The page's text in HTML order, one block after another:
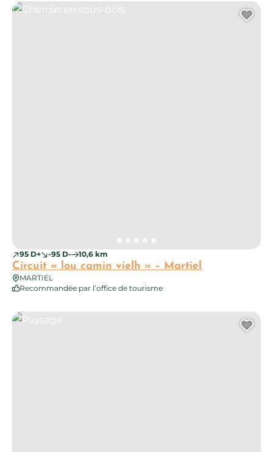
95 D+ -95 D- 10,6 km
Circuit « lou camin vielh » – Martiel
MARTIEL
Recommandée par l’office de tourisme
Chemin en sous-bois
Paysage